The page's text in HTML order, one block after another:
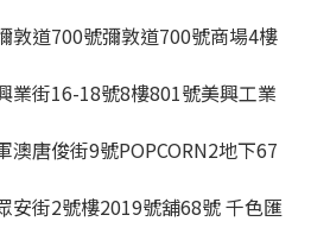
敦道700號彌敦道700號商場4樓
業街16-18號8樓801號美興工業
澳唐俊街9號POPCORN2地下67
安街2號樓2019號舖68號 千色匯